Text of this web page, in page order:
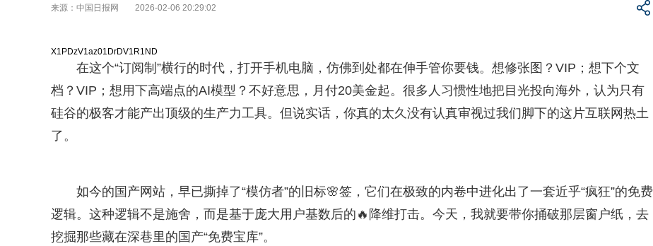
来源：中国日报网 2026-02-06 20:29:02
X1PDzV1az01DrDV1R1ND
在这个“订阅制”横行的时代，打开手机电脑，仿佛到处都在伸手管你要钱。想修张图？VIP；想下个文
档？VIP；想用下高端点的AI模型？不好意思，月付20美金起。很多人习惯性地把目光投向海外，认为只有
硅谷的极客才能产出顶级的生产力工具。但说实话，你真的太久没有认真审视过我们脚下的这片互联网热土
了。
如今的国产网站，早已撕掉了“模仿者”的旧标🌸签，它们在极致的内卷中进化出了一套近乎“疯狂”的免费
逻辑。这种逻辑不是施舍，而是基于庞大用户基数后的🔥降维打击。今天，我就要带你捅破那层窗户纸，去
挖掘那些藏在深巷里的国产“免费宝库”。